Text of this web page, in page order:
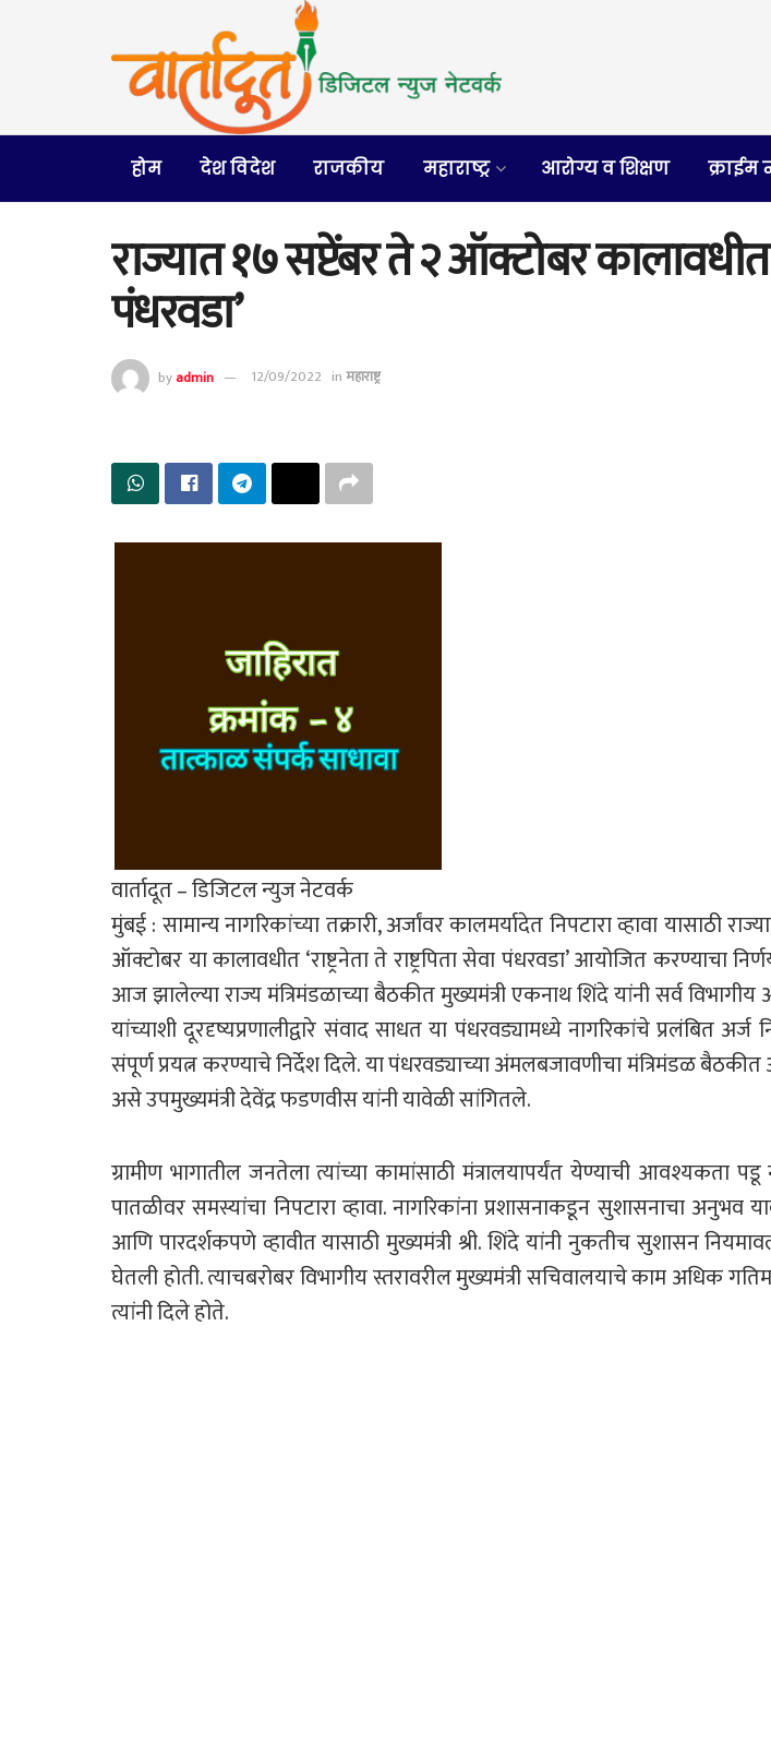
होम देश विदेश राजकीय महाराष्ट्र आरोग्य व शिक्षण क्राईम
राज्यात १७ सप्टेंबर ते २ ऑक्टोबर
पंधरवडा’
byadmin 12/09/2022 inमहाराष्ट्र
वार्तादूत – डिजिटल न्युज नेटवर्क
मुंबई : सामान्य नागरिकांच्या तक्रारी, अर्जांवर कालमर्यादेत निपटारा व्हावा यासाठी
ऑक्टोबर या कालावधीत ‘राष्ट्रनेता ते राष्ट्रपिता सेवा पंधरवडा’ आयोजित करण्याचा
आज झालेल्या राज्य मंत्रिमंडळाच्या बैठकीत मुख्यमंत्री एकनाथ शिंदे यांनी सर्व विभागीय
यांच्याशी दूरदृष्यप्रणालीद्वारे संवाद साधत या पंधरवड्यामध्ये नागरिकांचे प्रलंबित अर्ज
संपूर्ण प्रयत्न करण्याचे निर्देश दिले. या पंधरवड्याच्या अंमलबजावणीचा मंत्रिमंडळ
असे उपमुख्यमंत्री देवेंद्र फडणवीस यांनी यावेळी सांगितले.
ग्रामीण भागातील जनतेला त्यांच्या कामांसाठी मंत्रालयापर्यंत येण्याची आवश्यकता
पातळीवर समस्यांचा निपटारा व्हावा. नागरिकांना प्रशासनाकडून सुशासनाचा अनुभव
आणि पारदर्शकपणे व्हावीत यासाठी मुख्यमंत्री श्री. शिंदे यांनी नुकतीच सुशासन
घेतली होती. त्याचबरोबर विभागीय स्तरावरील मुख्यमंत्री सचिवालयाचे काम अधिक
त्यांनी दिले होते.